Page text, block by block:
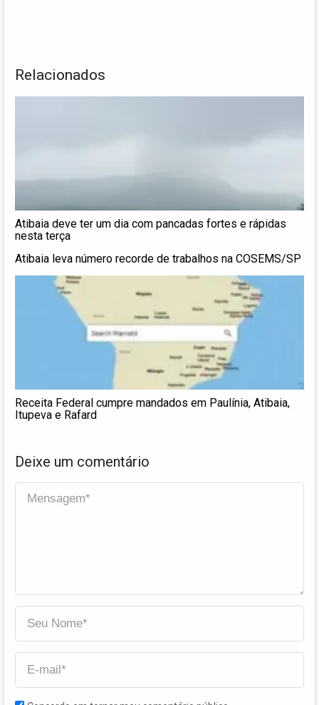
Relacionados
Atibaia deve ter um dia com pancadas fortes e rápidas
nesta terça
Atibaia leva número recorde de trabalhos na COSEMS/SP
Receita Federal cumpre mandados em Paulínia, Atibaia,
Itupeva e Rafard
Deixe um comentário